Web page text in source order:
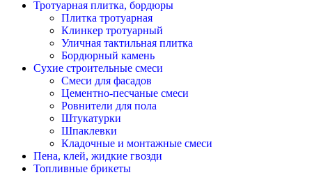
Тротуарная плитка, бордюры
Плитка тротуарная
Клинкер тротуарный
Уличная тактильная плитка
Бордюрный камень
Сухие строительные смеси
Смеси для фасадов
Цементно-песчаные смеси
Ровнители для пола
Штукатурки
Шпаклевки
Кладочные и монтажные смеси
Пена, клей, жидкие гвозди
Топливные брикеты